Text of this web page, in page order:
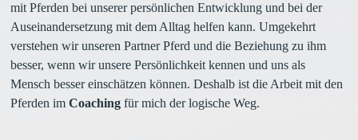
mit Pferden bei unserer persönlichen Entwicklung und bei der
Auseinandersetzung mit dem Alltag helfen kann. Umgekehrt
verstehen wir unseren Partner Pferd und die Beziehung zu ihm
besser, wenn wir unsere Persönlichkeit kennen und uns als
Mensch besser einschätzen können. Deshalb ist die Arbeit mit den
Pferden im Coaching für mich der logische Weg.